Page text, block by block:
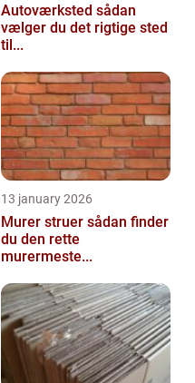
Autoværksted sådan
vælger du det rigtige sted
til...
13 january 2026
Murer struer sådan finder
du den rette
murermeste...